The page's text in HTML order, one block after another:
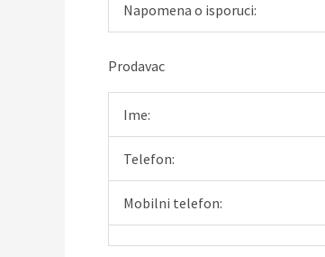
Napomena o isporuci:
Prodavac
Ime:
Telefon:
Mobilni telefon: